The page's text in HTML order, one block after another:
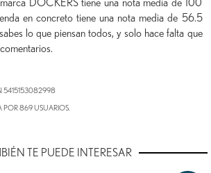
DOCKERS tiene una nota media de 100
en concreto tiene una nota media de 56.5
lo que piensan todos, y solo hace falta que
5415153082998
POR 869 USUARIOS.
TE PUEDE INTERESAR